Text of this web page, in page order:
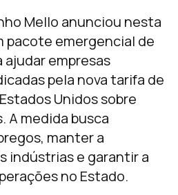
Mello anunciou nesta
pacote emergencial de
ajudar empresas
pela nova tarifa de
Unidos sobre
A medida busca
manter a
indústrias e garantir a
no Estado.